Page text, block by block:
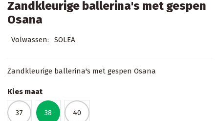
Zandkleurige ballerina's met gespen
Osana
Volwassen: SOLEA
Zandkleurige ballerina's met gespen Osana
Kies maat
37 38 40